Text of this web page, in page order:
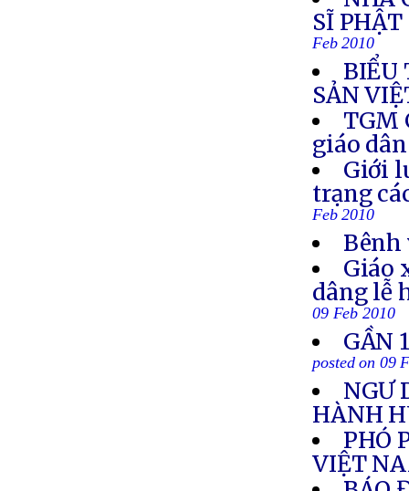
SĨ
Feb 2010
BIỂU
SẢN
TGM
giáo
Giới
trạng
Feb 2010
Bênh
Giáo
dâng lễ
09 Feb 2010
GẦN
posted on 09
NGƯ
HÀNH
PHÓ
VIỆT